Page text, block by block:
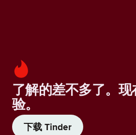
了解的差不多了。
验。
下载 Tinder